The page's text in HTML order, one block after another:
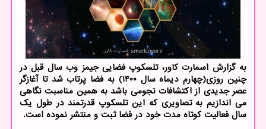
به گزارش اسمارت کاور، تلسکوپ فضایی جیمز وب سال قبل در
چنین روزی(چهارم دیماه سال 1400) به فضا پرتاب شد تا آغازگر
عصر جدیدی از اکتشافات نجومی باشد به همین مناسبت نگاهی
می اندازیم به تصاویری که این تلسکوپ قدرتمند در طول یک
سال فعالیت کوتاه مدت خود در فضا ثبت و منتشر نموده است.